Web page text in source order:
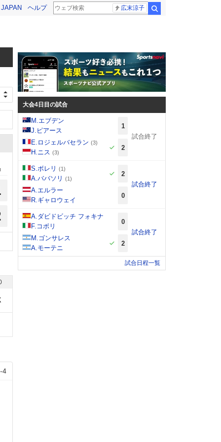
ヘルプ 広末涼子
-4
大会4日目の試合
M.エブデン
J.ピアース
1
E.ロジェルバセラン (3)
H.ニス (3)
2
試合終了
S.ボレリ (1)
A.ババソリ (1)
2
A.エルラー
R.ギャロウェイ
0
試合終了
A.ダビドビッチ フォキナ
F.コボリ
0
M.ゴンサレス
A.モーテニ
2
試合終了
試合日程一覧